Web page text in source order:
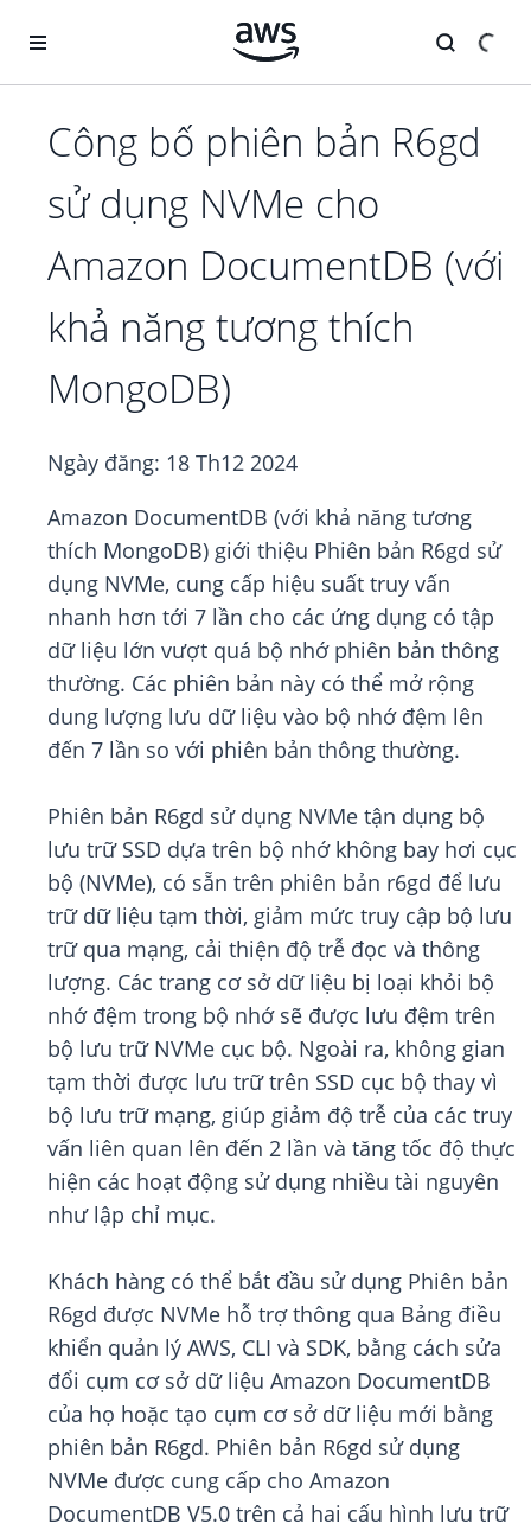
Công bố phiên bản R6gd
sử dụng NVMe cho
Amazon DocumentDB (với
khả năng tương thích
MongoDB)
Ngày đăng: 18 Th12 2024
Amazon DocumentDB (với khả năng tương
thích MongoDB) giới thiệu Phiên bản R6gd sử
dụng NVMe, cung cấp hiệu suất truy vấn
nhanh hơn tới 7 lần cho các ứng dụng có tập
dữ liệu lớn vượt quá bộ nhớ phiên bản thông
thường. Các phiên bản này có thể mở rộng
dung lượng lưu dữ liệu vào bộ nhớ đệm lên
đến 7 lần so với phiên bản thông thường.
Phiên bản R6gd sử dụng NVMe tận dụng bộ
lưu trữ SSD dựa trên bộ nhớ không bay hơi cục
bộ (NVMe), có sẵn trên phiên bản r6gd để lưu
trữ dữ liệu tạm thời, giảm mức truy cập bộ lưu
trữ qua mạng, cải thiện độ trễ đọc và thông
lượng. Các trang cơ sở dữ liệu bị loại khỏi bộ
nhớ đệm trong bộ nhớ sẽ được lưu đệm trên
bộ lưu trữ NVMe cục bộ. Ngoài ra, không gian
tạm thời được lưu trữ trên SSD cục bộ thay vì
bộ lưu trữ mạng, giúp giảm độ trễ của các truy
vấn liên quan lên đến 2 lần và tăng tốc độ thực
hiện các hoạt động sử dụng nhiều tài nguyên
như lập chỉ mục.
Khách hàng có thể bắt đầu sử dụng Phiên bản
R6gd được NVMe hỗ trợ thông qua Bảng điều
khiển quản lý AWS, CLI và SDK, bằng cách sửa
đổi cụm cơ sở dữ liệu Amazon DocumentDB
của họ hoặc tạo cụm cơ sở dữ liệu mới bằng
phiên bản R6gd. Phiên bản R6gd sử dụng
NVMe được cung cấp cho Amazon
DocumentDB V5.0 trên cả hai cấu hình lưu trữ